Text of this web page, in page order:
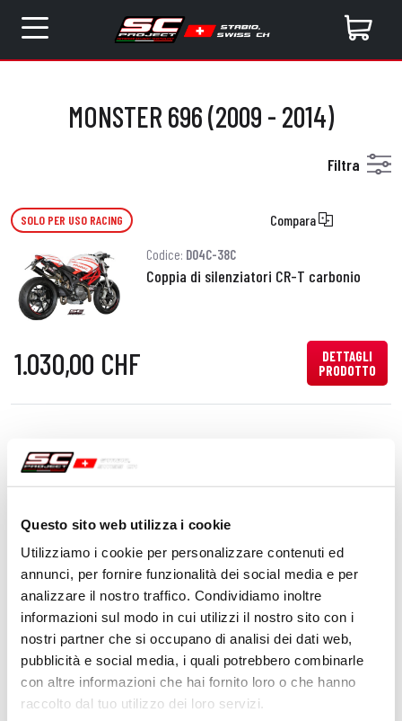
Questo sito web utilizza i cookie
Utilizziamo i cookie per personalizzare contenuti ed
annunci, per fornire funzionalità dei social media e per
analizzare il nostro traffico. Condividiamo inoltre
informazioni sul modo in cui utilizzi il nostro sito con i
nostri partner che si occupano di analisi dei dati web,
pubblicità e social media, i quali potrebbero combinarle
con altre informazioni che hai fornito loro o che hanno
raccolto dal tuo utilizzo dei loro servizi.
MONSTER 696 (2009 - 2014)
Filtra
SOLO PER USO RACING Compara
Codice: D04C-38C
Coppia di silenziatori CR-T carbonio
1.030,00 CHF
DETTAGLI
PRODOTTO